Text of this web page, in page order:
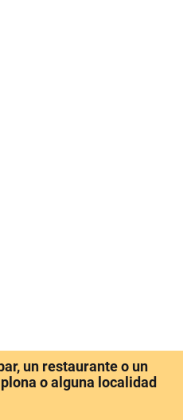
un restaurante o un
o alguna localidad